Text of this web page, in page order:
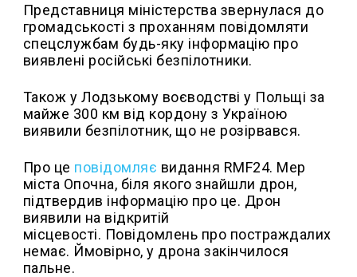
Представниця міністерства звернулася до
громадськості з проханням повідомляти
спецслужбам будь-яку інформацію про
виявлені російські безпілотники.
Також у Лодзькому воєводстві у Польщі за
майже 300 км від кордону з Україною
виявили безпілотник, що не розірвався.
Про це повідомляє видання RMF24. Мер
міста Опочна, біля якого знайшли дрон,
підтвердив інформацію про це. Дрон
виявили на відкритій
місцевості. Повідомлень про постраждалих
немає. Ймовірно, у дрона закінчилося
пальне.